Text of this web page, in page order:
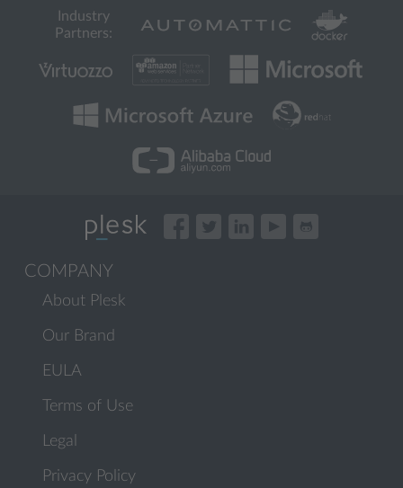
Industry
Partners:
COMPANY
About Plesk
Our Brand
EULA
Terms of Use
Legal
Privacy Policy